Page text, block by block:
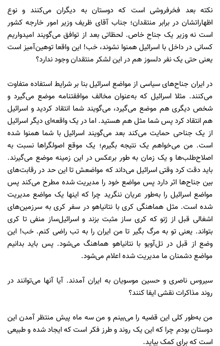
نکته بعد فخرفروشی است که دوستان به دیگران می‌کنند و نوع
اظهاراتشان در برابر منتقدان؛ جناب آقای ظریف وزیر امور خارجه کشور
است نه وزیر یک جناح خاص. لحظاتی بعد از توافق می‌گویند امیدواریم
کسانی در داخل با اسرائیل همنوا نشوند، خب! این واقعا توهین‌آمیز است
یعنی حتی یک نفر دلسوز هم در این لشکر منتقدان وجود ندارد؟
در ایران جناح‌های سیاسی از مواضع اسرائیل بنا بر شرایط استفاده متفاوت
می‌کنند. مثلا اسرائیل که به‌عنوان مخالف موافقتنامه موضع می‌گیرد و
شخص دیگری هم موضع می‌گیرد، می‌گویند شما انتقاد کردید و اسرائیل
هم انتقاد کرد پس شما مثل هم هستید. اما در یک واقعه‌ای دیگر اسرائیل
از یک جناحی حمایت می‌کند بعد می‌گویند اسرائیل با شما همنوا شده
است. من می‌خواهم یک نتیجه بگیرم؛ یک موقع اصولگراها نسبت به
اصلاح‌طلب‌ها و یک زمان به طور برعکس در این زمینه موضع می‌گیرند.
باید دقت کرد وقتی اسرائیل می‌داند که مواضعش تا این حد در رقابت‌های
بین جناح‌ها اثر دارد پس مواضع خود را مدیریت شده مطرح می‌کند پس
مواضع اسرائیل را به‌طور عریان ننگرید چرا که اینها یک مواضع مدیریت
شده است. مثل هماهنگی کری با نتانیاهو در سفر کری به سرزمین‌های
اشغالی قبل از ژنو که کری ساز مثبت بزند و اسرائیل‌ساز منفی تا کری
بتواند. یعنی تو به مرگ بگیر تا من ایران را به تب راضی کنم. خب! این
وضع از قبل در تل‌آویو با نتانیاهو هماهنگ می‌شود. پس باید بدانیم
مواضع دشمنان ما مدیریت شده اعلام می‌شود.
سیروس ناصری و حسین موسویان به ایران آمدند. آیا آنها می‌توانند در
روند مذاکرات نقشی ایفا کنند؟
من به‌طور کلی این قضیه را می‌بینم و من سه ماه پیش منتظر آمدن این
دوستان بودم چرا که این یک روند و طرز فکر است که ایجاد شده و طبیعی
است که برای کمک بیاید.